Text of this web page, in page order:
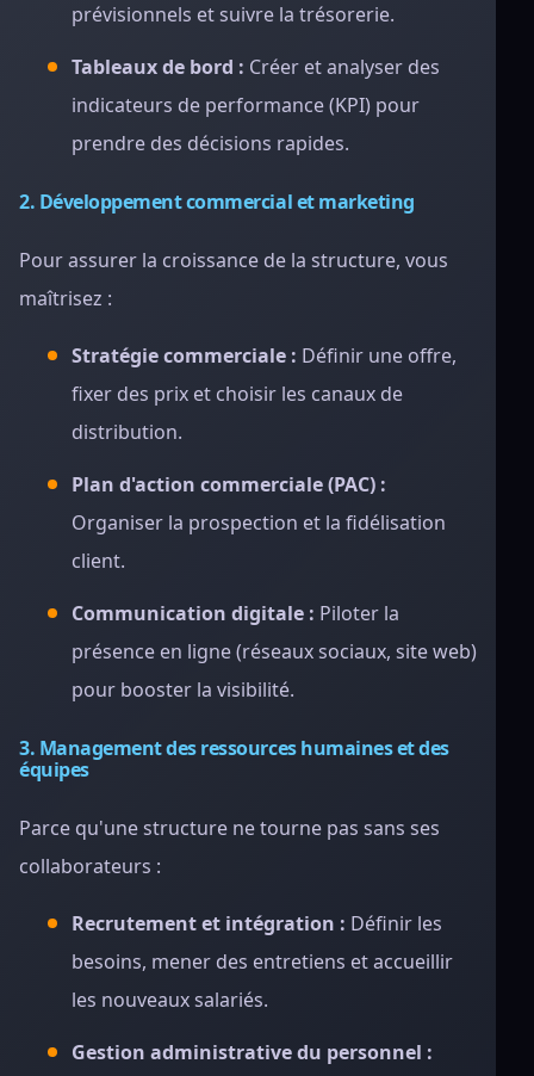
prévisionnels et suivre la trésorerie.
Tableaux de bord : Créer et analyser des
indicateurs de performance (KPI) pour
prendre des décisions rapides.
2. Développement commercial et marketing
Pour assurer la croissance de la structure, vous
maîtrisez :
Stratégie commerciale : Définir une offre,
fixer des prix et choisir les canaux de
distribution.
Plan d'action commerciale (PAC) :
Organiser la prospection et la fidélisation
client.
Communication digitale : Piloter la
présence en ligne (réseaux sociaux, site web)
pour booster la visibilité.
3. Management des ressources humaines et des
équipes
Parce qu'une structure ne tourne pas sans ses
collaborateurs :
Recrutement et intégration : Définir les
besoins, mener des entretiens et accueillir
les nouveaux salariés.
Gestion administrative du personnel :